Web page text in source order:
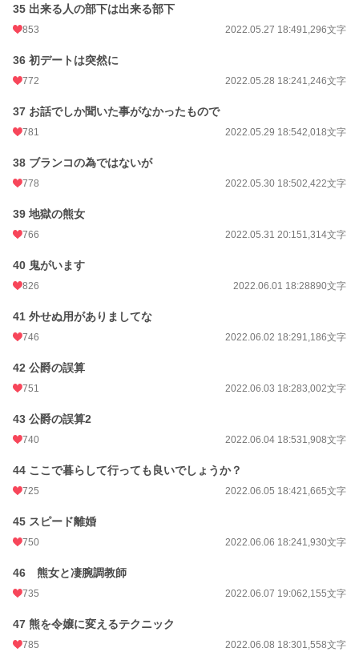
35 出来る人の部下は出来る部下
853 2022.05.27 18:491,296文字
36 初デートは突然に
772 2022.05.28 18:241,246文字
37 お話でしか聞いた事がなかったもので
781 2022.05.29 18:542,018文字
38 ブランコの為ではないが
778 2022.05.30 18:502,422文字
39 地獄の熊女
766 2022.05.31 20:151,314文字
40 鬼がいます
826 2022.06.01 18:28890文字
41 外せぬ用がありましてな
746 2022.06.02 18:291,186文字
42 公爵の誤算
751 2022.06.03 18:283,002文字
43 公爵の誤算2
740 2022.06.04 18:531,908文字
44 ここで暮らして行っても良いでしょうか？
725 2022.06.05 18:421,665文字
45 スピード離婚
750 2022.06.06 18:241,930文字
46 熊女と凄腕調教師
735 2022.06.07 19:062,155文字
47 熊を令嬢に変えるテクニック
785 2022.06.08 18:301,558文字